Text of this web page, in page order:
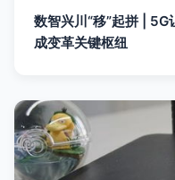
数智兴川“移”起拼 | 5G
成变革关键枢纽